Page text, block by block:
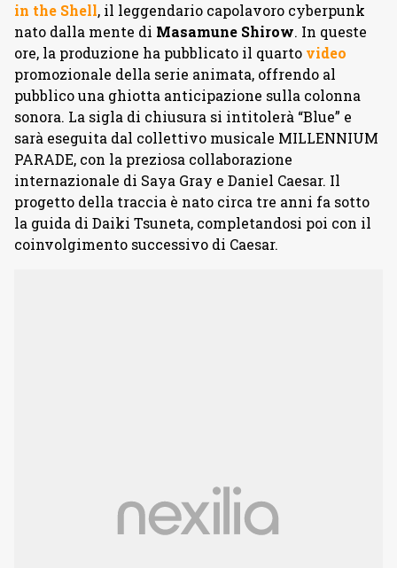
in the Shell, il leggendario capolavoro cyberpunk
nato dalla mente di Masamune Shirow. In queste
ore, la produzione ha pubblicato il quarto video
promozionale della serie animata, offrendo al
pubblico una ghiotta anticipazione sulla colonna
sonora. La sigla di chiusura si intitolerà “Blue” e
sarà eseguita dal collettivo musicale MILLENNIUM
PARADE, con la preziosa collaborazione
internazionale di Saya Gray e Daniel Caesar. Il
progetto della traccia è nato circa tre anni fa sotto
la guida di Daiki Tsuneta, completandosi poi con il
coinvolgimento successivo di Caesar.